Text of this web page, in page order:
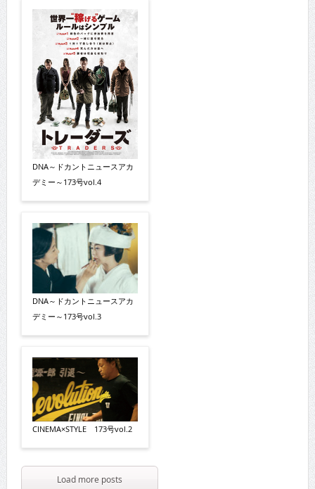
DNA～ドカントニュースアカ
デミー～173号vol.4
DNA～ドカントニュースアカ
デミー～173号vol.3
CINEMA×STYLE 173号vol.2
Load more posts